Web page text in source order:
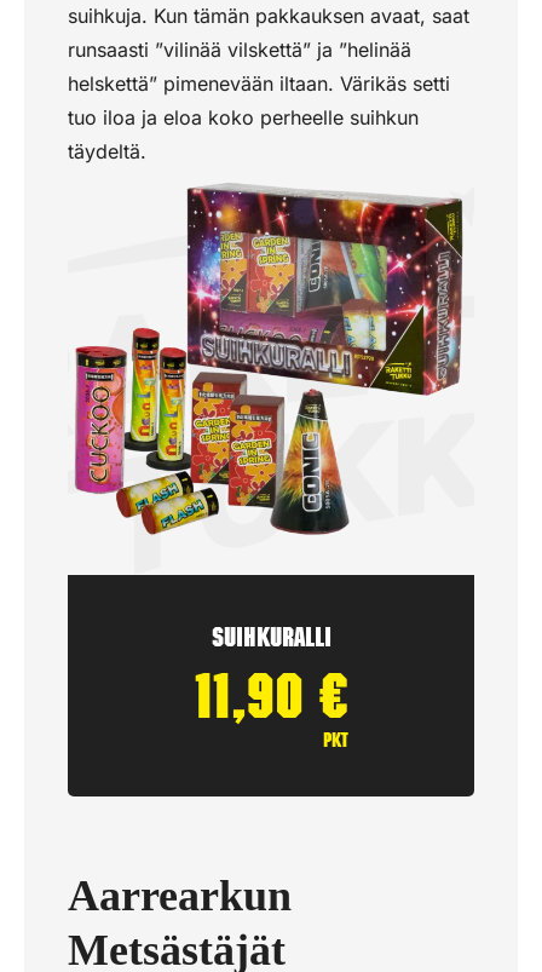
suihkuja. Kun tämän pakkauksen avaat, saat
runsaasti ”vilinää vilskettä” ja ”helinää
helskettä” pimenevään iltaan. Värikäs setti
tuo iloa ja eloa koko perheelle suihkun
täydeltä.
Suihkuralli
11,90 €
pkt
Aarrearkun
Metsästäjät